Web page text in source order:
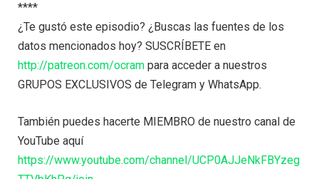
****
¿Te gustó este episodio? ¿Buscas las fuentes de los
datos mencionados hoy? SUSCRÍBETE en
http://patreon.com/ocram para acceder a nuestros
GRUPOS EXCLUSIVOS de Telegram y WhatsApp.
También puedes hacerte MIEMBRO de nuestro canal de
YouTube aquí
https://www.youtube.com/channel/UCP0AJJeNkFBYzeg